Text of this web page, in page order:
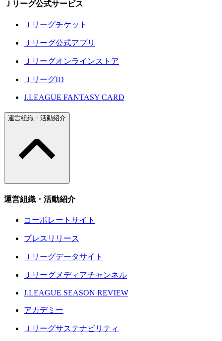
Ｊリーグ公式サービス
Ｊリーグチケット
Ｊリーグ公式アプリ
Ｊリーグオンラインストア
ＪリーグID
J.LEAGUE FANTASY CARD
運営組織・活動紹介
運営組織・活動紹介
コーポレートサイト
プレスリリース
Ｊリーグデータサイト
Ｊリーグメディアチャンネル
J.LEAGUE SEASON REVIEW
アカデミー
Ｊリーグサステナビリティ